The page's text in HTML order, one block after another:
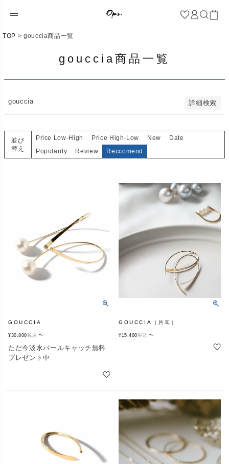
TOP gouccia商品一覧
gouccia商品一覧
gouccia 詳細検索
価格が高い順
キーワードヒット順
検索
並び
替え
Price Low-High Price High-Low New
Date
Popularity
Review Reccomend
GOUCCIA
¥30,800税込 〜
ただ今淡水パールキャッチ無料
プレゼント中
GOUCCIA（片耳）
¥15,400税込 〜